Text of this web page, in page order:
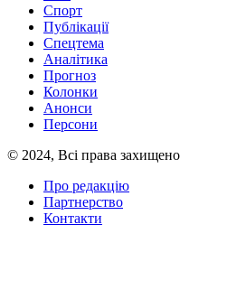
Спорт
Публікації
Спецтема
Аналітика
Прогноз
Колонки
Анонси
Персони
© 2024, Всі права захищено
Про редакцію
Партнерство
Контакти